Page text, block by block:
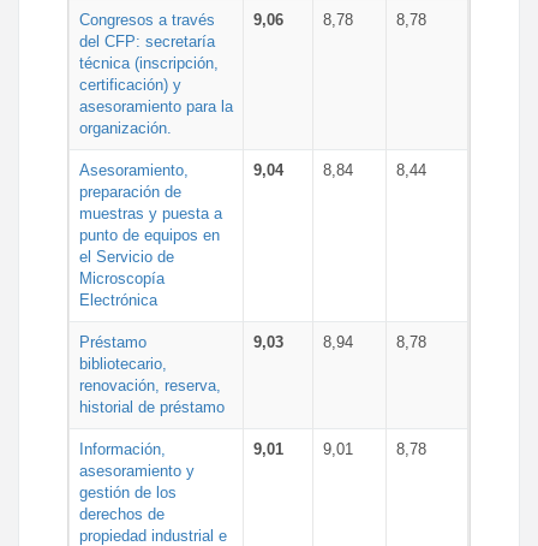
Congresos a través
del CFP: secretaría
técnica (inscripción,
certificación) y
asesoramiento para la
organización.
9,06 8,78 8,78
Asesoramiento,
preparación de
muestras y puesta a
punto de equipos en
el Servicio de
Microscopía
Electrónica
9,04 8,84 8,44
Préstamo
bibliotecario,
renovación, reserva,
historial de préstamo
9,03 8,94 8,78
Información,
asesoramiento y
gestión de los
derechos de
propiedad industrial e
9,01 9,01 8,78